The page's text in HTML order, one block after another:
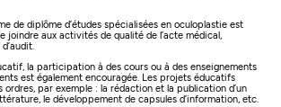
de diplôme d’études spécialisées en oculoplastie est
joindre aux activités de qualité de l’acte médical,
la participation à des cours ou à des enseignements
est également encouragée. Les projets éducatifs
par exemple : la rédaction et la publication d’un
le développement de capsules d’information, etc.